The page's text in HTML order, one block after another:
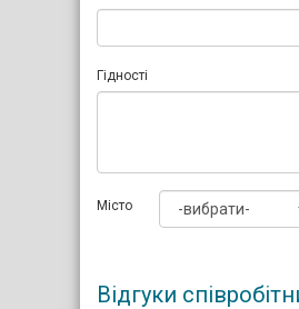
Гідності
Мiсто
Відгуки